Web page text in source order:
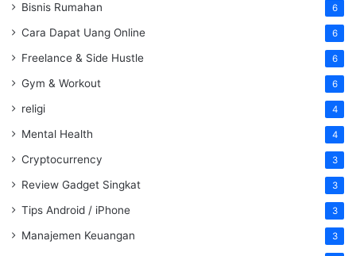
Bisnis Rumahan 6
Cara Dapat Uang Online 6
Freelance & Side Hustle 6
Gym & Workout 6
religi 4
Mental Health 4
Cryptocurrency 3
Review Gadget Singkat 3
Tips Android / iPhone 3
Manajemen Keuangan 3